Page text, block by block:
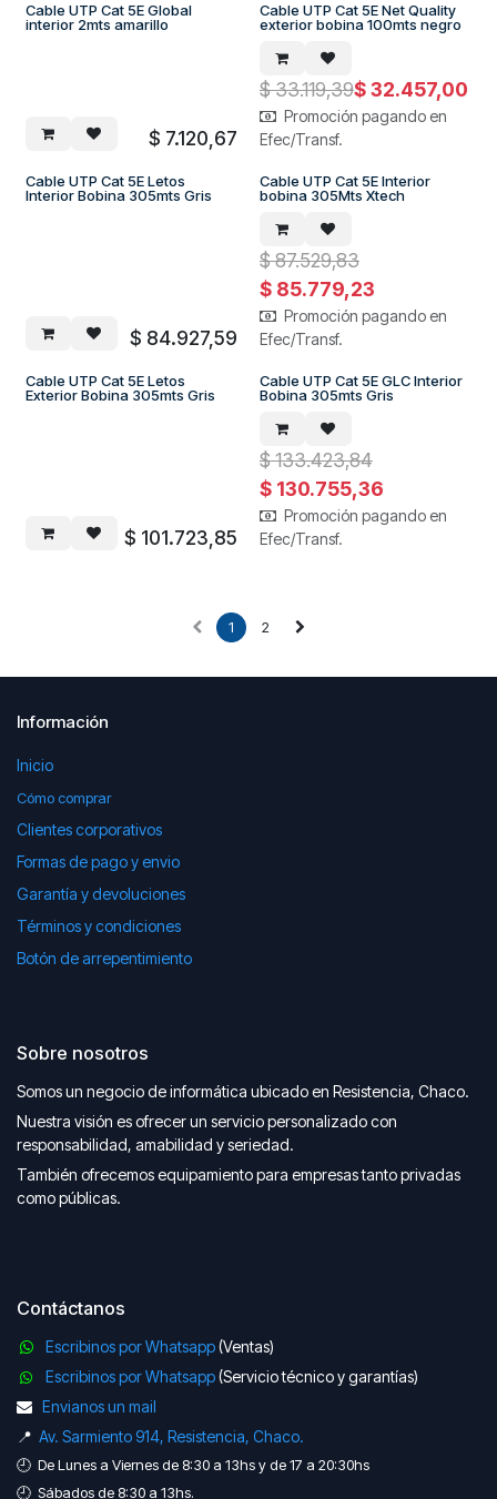
Cable UTP Cat 5E Global
interior 2mts amarillo
$ 7.120,67
Cable UTP Cat 5E Net Quality
exterior bobina 100mts negro
$33.119,39$32.457,00
Promoción pagando en
Efec/Transf.
Cable UTP Cat 5E Letos
Interior Bobina 305mts Gris
$ 84.927,59
Promo Julio 2% Descuento
Cable UTP Cat 5E Interior
bobina 305Mts Xtech
$87.529,83
$ 85.779,23
Promoción pagando en
Efec/Transf.
Cable UTP Cat 5E Letos
Exterior Bobina 305mts Gris
$ 101.723,85
Promo Julio 2% Descuento
Cable UTP Cat 5E GLC Interior
Bobina 305mts Gris
$133.423,84
$ 130.755,36
Promoción pagando en
Efec/Transf.
1 2
Información
Inicio
Cómo comprar
Clientes corporativos
Formas de pago y envio
Garantía y devoluciones
Términos y condiciones
Botón de arrepentimiento
Sobre nosotros
Somos un negocio de informática ubicado en Resistencia, Chaco.
Nuestra visión es ofrecer un servicio personalizado con
responsabilidad, amabilidad y seriedad.
También ofrecemos equipamiento para empresas tanto privadas
como públicas.
Contáctanos
Escribinos por Whatsapp(Ventas)
Escribinos por Whatsapp(Servicio técnico y garantías)
Envianos un mail
📍 Av. Sarmiento 914, Resistencia, Chaco.
🕘 De Lunes a Viernes de 8:30 a 13hs y de 17 a 20:30hs
🕘 Sábados de 8:30 a 13hs.